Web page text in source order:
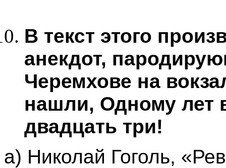
В текст этого
анекдот,
Черемхове на
нашли, Одному лет
двадцать три!
а) Николай Гоголь,